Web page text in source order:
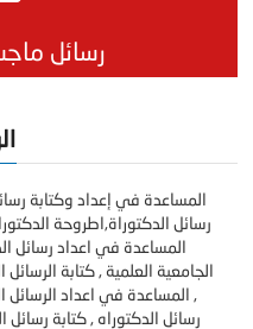
رسائل
المساعدة في إعداد وكتابة
رسائل الدكتوراة,اطروحة
المساعدة في اعداد رسائل
الجامعية العلمية , كتابة
, المساعدة في اعداد الرسائل
رسائل الدكتوراه , كتابة رسائل